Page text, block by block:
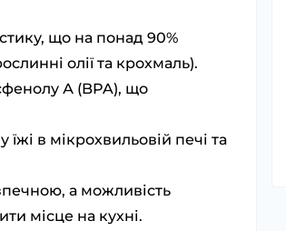
що на понад 90%
олії та крохмаль).
А (BPA), що
в мікрохвильовій печі та
а можливість
місце на кухні.